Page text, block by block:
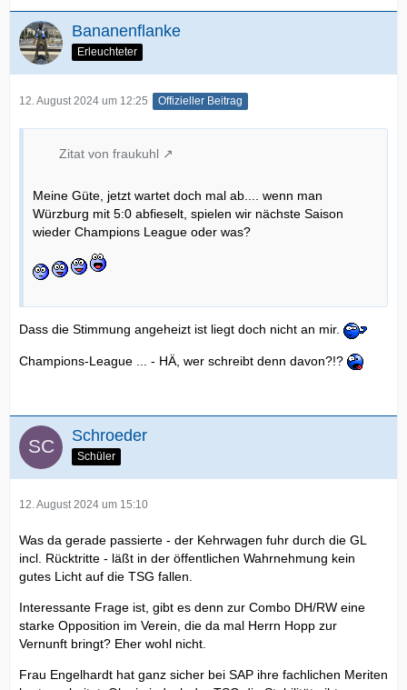
Bananenflanke
Erleuchteter
12. August 2024 um 12:25 Offizieller Beitrag
Zitat von fraukuhl
Meine Güte, jetzt wartet doch mal ab.... wenn man
Würzburg mit 5:0 abfieselt, spielen wir nächste Saison
wieder Champions League oder was?
Dass die Stimmung angeheizt ist liegt doch nicht an mir.
Champions-League ... - HÄ, wer schreibt denn davon?!?
Schroeder
Schüler
12. August 2024 um 15:10
Was da gerade passierte - der Kehrwagen fuhr durch die GL
incl. Rücktritte - läßt in der öffentlichen Wahrnehmung kein
gutes Licht auf die TSG fallen.
Interessante Frage ist, gibt es denn zur Combo DH/RW eine
starke Opposition im Verein, die da mal Herrn Hopp zur
Vernunft bringt? Eher wohl nicht.
Frau Engelhardt hat ganz sicher bei SAP ihre fachlichen Meriten